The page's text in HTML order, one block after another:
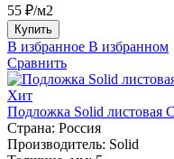
55 ₽/м2
Купить
В избранное В избранном
Сравнить
Хит
Подложка Solid листовая
Страна: Россия
Производитель: Solid